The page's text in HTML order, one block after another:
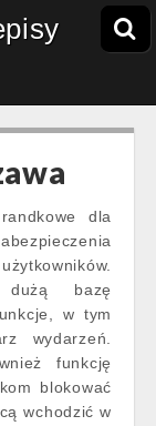
dla
bazę
w tym
wydarzeń.
funkcję
blokować
wchodzić w